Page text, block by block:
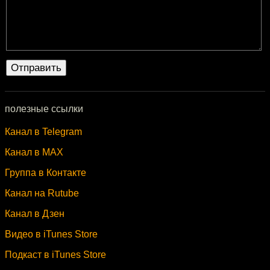
полезные ссылки
Канал в Telegram
Канал в MAX
Группа в Контакте
Канал на Rutube
Канал в Дзен
Видео в iTunes Store
Подкаст в iTunes Store